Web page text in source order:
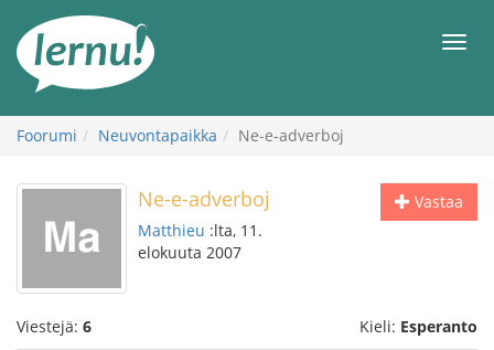
sisältöön
Foorumi Neuvontapaikka Ne-e-adverboj
Vastaa
Ne-e-adverboj
Matthieu :lta, 11.
elokuuta 2007
Viestejä: 6 Kieli: Esperanto